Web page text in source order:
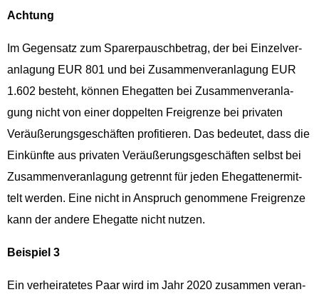
Achtung
Im Gegen­satz zum Spar­erpausch­be­trag, der bei Einzelver­
an­la­gung EUR 801 und bei Zusam­men­ver­an­la­gung EUR
1.602 beste­ht, kön­nen Ehe­gat­ten bei Zusam­men­ver­an­la­
gung nicht von ein­er dop­pel­ten Frei­gren­ze bei pri­vat­en
Veräußerungs­geschäften prof­i­tieren. Das bedeutet, dass die
Einkün­fte aus pri­vat­en Veräußerungs­geschäften selb­st bei
Zusam­men­ver­an­la­gung getren­nt für jeden Ehe­gat­ten­er­mit­
telt wer­den. Eine nicht in Anspruch genommene Frei­gren­ze
kann der andere Ehe­gat­te nicht nutzen.
Beispiel 3
Ein ver­heiratetes Paar wird im Jahr 2020 zusam­men ver­an­